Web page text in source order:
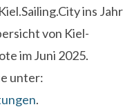
ins Jahr
von Kiel-
im Juni 2025.
unter:
.